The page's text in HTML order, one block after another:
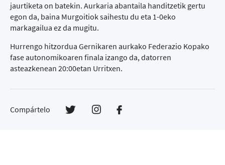
jaurtiketa on batekin. Aurkaria abantaila handitzetik gertu
egon da, baina Murgoitiok saihestu du eta 1-0eko
markagailua ez da mugitu.
Hurrengo hitzordua Gernikaren aurkako Federazio Kopako
fase autonomikoaren finala izango da, datorren
asteazkenean 20:00etan Urritxen.
Compártelo